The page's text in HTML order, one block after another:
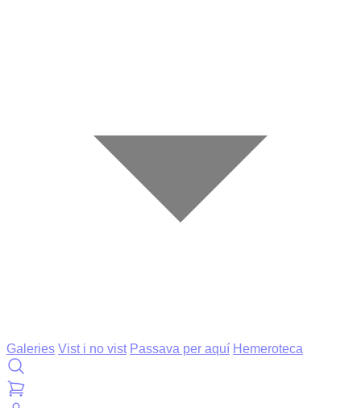
Galeries Vist i no vist Passava per aquí Hemeroteca